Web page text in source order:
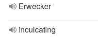
Erwecker
inculcating